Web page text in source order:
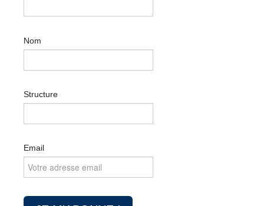
Nom
Structure
Email